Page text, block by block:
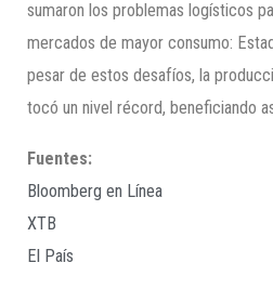
sumaron los problemas logísticos
mercados de mayor consumo:
pesar de estos desafíos, la
tocó un nivel récord, beneficiando
Fuentes:
Bloomberg en Línea
XTB
El País